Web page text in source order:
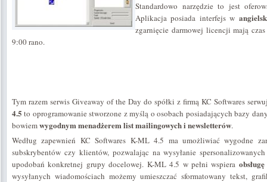
Standardowo narzędzie to jest
Aplikacja posiada interfejs w
zgarnięcie darmowej licencji mają
9:00 rano.
Tym razem serwis Giveaway of the Day do spółki z firmą KC Softwares
4.5 to oprogramowanie stworzone z myślą o osobach posiadających bazy
bowiemwygodnym menadżerem list mailingowych i newsletterów.
Według zapewnień KC Softwares K-ML 4.5 ma umożliwiać wygodne
subskrybentów czy klientów, pozwalając na wysyłanie
upodobań konkretnej grupy docelowej. K-ML 4.5 w pełni wspiera
wysyłanych wiadomościach możemy umieszczać sformatowany tekst,